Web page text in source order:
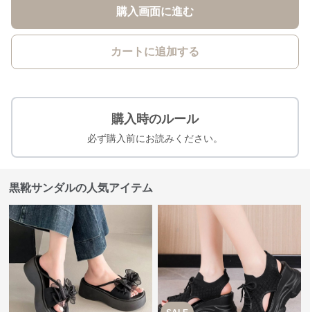
購入画面に進む
カートに追加する
購入時のルール
必ず購入前にお読みください。
黒靴サンダルの人気アイテム